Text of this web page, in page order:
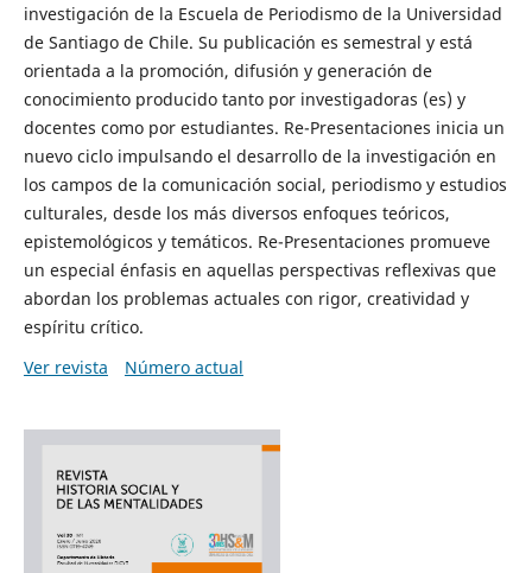
investigación de la Escuela de Periodismo de la Universidad
de Santiago de Chile. Su publicación es semestral y está
orientada a la promoción, difusión y generación de
conocimiento producido tanto por investigadoras (es) y
docentes como por estudiantes. Re-Presentaciones inicia un
nuevo ciclo impulsando el desarrollo de la investigación en
los campos de la comunicación social, periodismo y estudios
culturales, desde los más diversos enfoques teóricos,
epistemológicos y temáticos. Re-Presentaciones promueve
un especial énfasis en aquellas perspectivas reflexivas que
abordan los problemas actuales con rigor, creatividad y
espíritu crítico.
Ver revista
Número actual